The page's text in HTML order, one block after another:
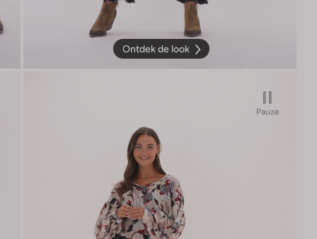
Ontdek de look
Pauze